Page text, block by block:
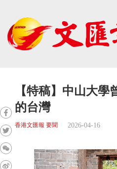
【特稿】中山大學
的台灣
香港文匯報 要聞 2026-04-16